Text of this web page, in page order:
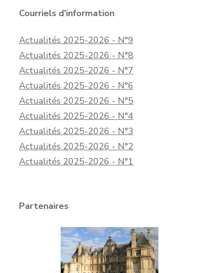
Courriels d'information
Actualités 2025-2026 - N°9
Actualités 2025-2026 - N°8
Actualités 2025-2026 - N°7
Actualités 2025-2026 - N°6
Actualités 2025-2026 - N°5
Actualités 2025-2026 - N°4
Actualités 2025-2026 - N°3
Actualités 2025-2026 - N°2
Actualités 2025-2026 - N°1
Partenaires